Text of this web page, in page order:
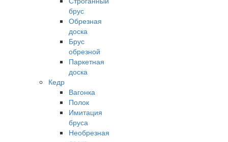
брус
Обрезная
доска
Брус
обрезной
Паркетная
доска
Кедр
Вагонка
Полок
Имитация
бруса
Необрезная